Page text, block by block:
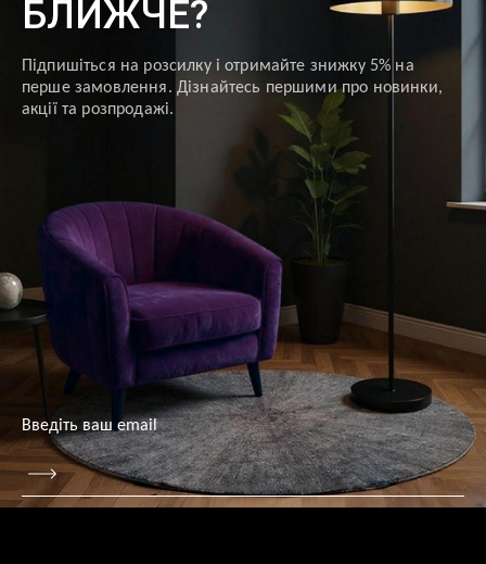
БЛИЖЧЕ?
Підпишіться на розсилку і отримайте знижку 5% на
перше замовлення. Дізнайтесь першими про новинки,
акції та розпродажі.